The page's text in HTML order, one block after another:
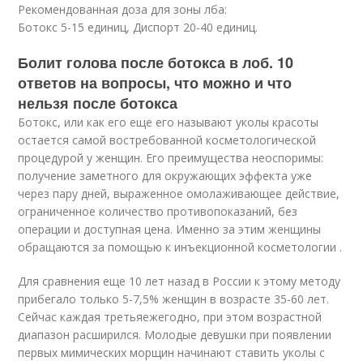
Рекомендованная доза для зоны лба:
Ботокс 5-15 единиц, Диспорт 20-40 единиц.
Болит голова после ботокса в лоб. 10
ответов на вопросы, что можно и что
нельзя после ботокса
Ботокс, или как его еще его называют уколы красоты
остается самой востребованной косметологической
процедурой у женщин. Его преимущества неоспоримы:
получение заметного для окружающих эффекта уже
через пару дней, выраженное омолаживающее действие,
ограниченное количество противопоказаний, без
операции и доступная цена. Именно за этим женщины
обращаются за помощью к инъекционной косметологии .
Для сравнения еще 10 лет назад в России к этому методу
прибегало только 5-7,5% женщин в возрасте 35-60 лет.
Сейчас каждая третьяежегодно, при этом возрастной
диапазон расширился. Молодые девушки при появлении
первых мимических морщин начинают ставить уколы с